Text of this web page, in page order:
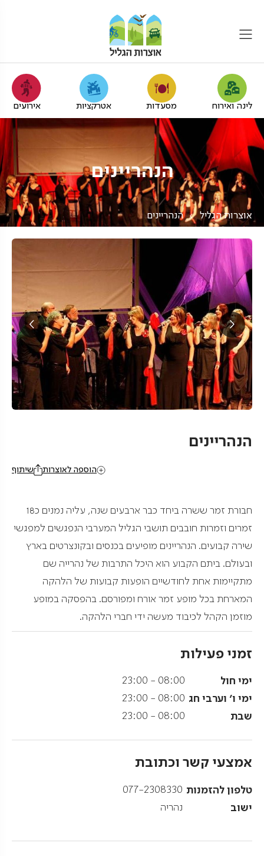
לינה ואירוח מסעדות אטרקציות אירועים
הנהריינים
אוצרות הגליל הנהריינים
הנהריינים
שיתוף הוספה לאוצרות
חבורת זמר ששרה ביחד כבר ארבעים שנה, עליה נמנים כ18
זמרים וזמרות חובבים תושבי הגליל המערבי הנפגשים למפגשי
שירה קבועים. הנהריינים מופיעים בכנסים ובקונצרטים בארץ
ובעולם. ביתם הקבוע הוא היכל התרבות של נהרייה שם
מתקיימות אחת לחודשיים הופעות קבועות של הלהקה
המארחת בכל מופע זמר אורח ומפורסם. בהפסקה במופע
מוזמן הקהל לכיבוד מעשה ידי חברי הלהקה.
זמני פעילות
ימי חול 08:00 - 23:00
ימי ו' וערבי חג 08:00 - 23:00
שבת 08:00 - 23:00
אמצעי קשר וכתובת
טלפון להזמנות 077-2308330
ישוב נהריה